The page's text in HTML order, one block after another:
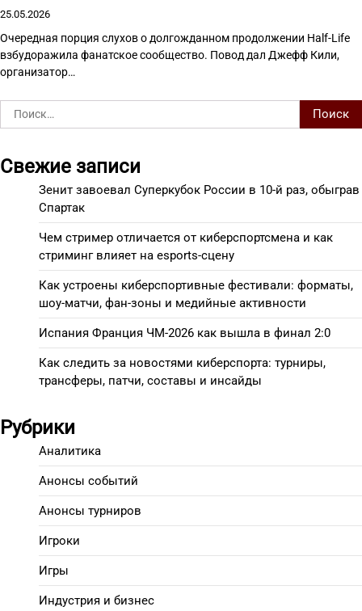
25.05.2026
Очередная порция слухов о долгожданном продолжении Half-Life
взбудоражила фанатское сообщество. Повод дал Джефф Кили,
организатор…
Найти:
Свежие записи
Зенит завоевал Суперкубок России в 10-й раз, обыграв
Спартак
Чем стример отличается от киберспортсмена и как
стриминг влияет на esports-сцену
Как устроены киберспортивные фестивали: форматы,
шоу-матчи, фан-зоны и медийные активности
Испания Франция ЧМ-2026 как вышла в финал 2:0
Как следить за новостями киберспорта: турниры,
трансферы, патчи, составы и инсайды
Рубрики
Аналитика
Анонсы событий
Анонсы турниров
Игроки
Игры
Индустрия и бизнес